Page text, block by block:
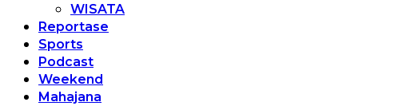
WISATA
Reportase
Sports
Podcast
Weekend
Mahajana